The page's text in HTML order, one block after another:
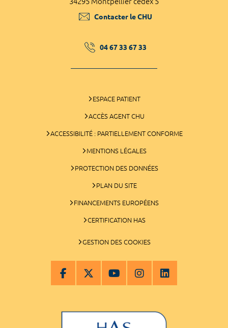
Contacter le CHU
04 67 33 67 33
ESPACE PATIENT
ACCÈS AGENT CHU
ACCESSIBILITÉ : PARTIELLEMENT CONFORME
MENTIONS LÉGALES
PROTECTION DES DONNÉES
PLAN DU SITE
FINANCEMENTS EUROPÉENS
CERTIFICATION HAS
GESTION DES COOKIES